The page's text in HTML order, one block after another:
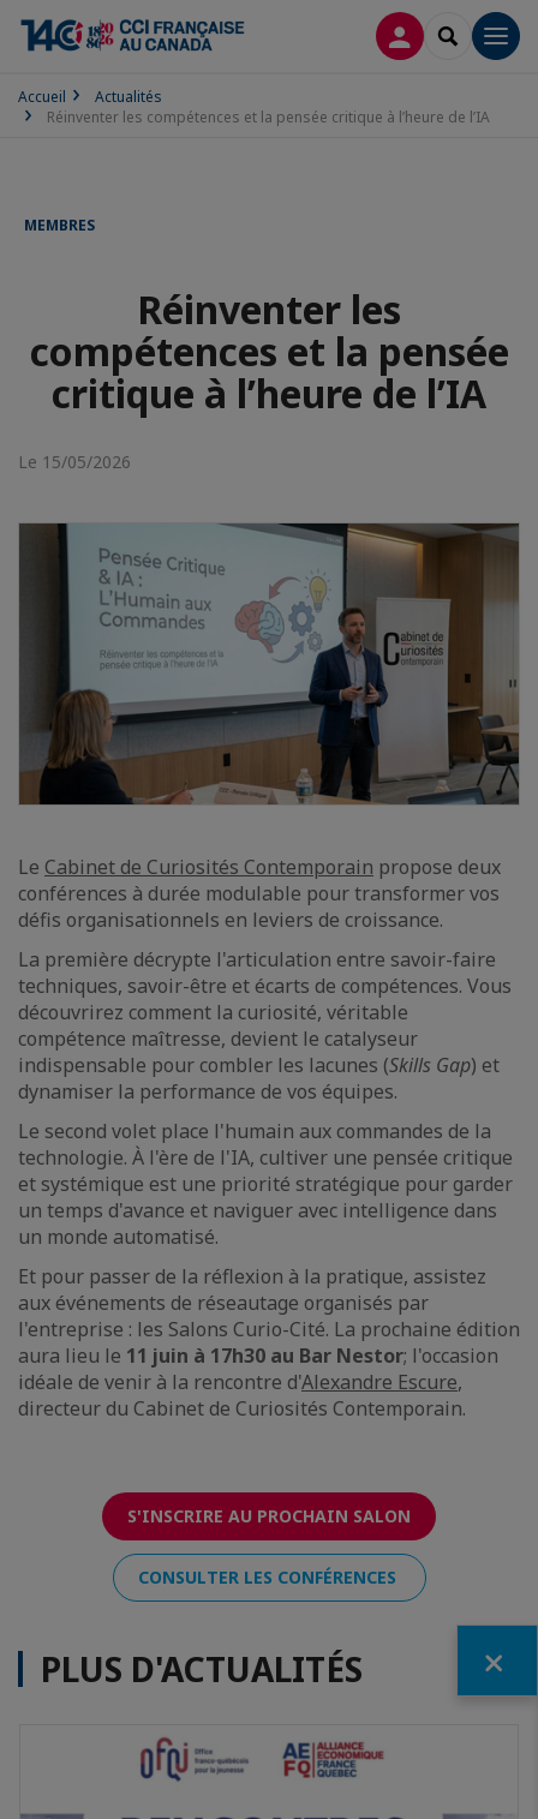
CONNEXION
Accueil
Actualités
Réinventer les compétences et la pensée critique à l’heure de l’IA
MEMBRES
Réinventer les
compétences et la pensée
critique à l’heure de l’IA
Le 15/05/2026
Le Cabinet de Curiosités Contemporain propose deux
conférences à durée modulable pour transformer vos
défis organisationnels en leviers de croissance.
La première décrypte l'articulation entre savoir-faire
techniques, savoir-être et écarts de compétences. Vous
découvrirez comment la curiosité, véritable
compétence maîtresse, devient le catalyseur
indispensable pour combler les lacunes (Skills Gap) et
dynamiser la performance de vos équipes.
Le second volet place l'humain aux commandes de la
technologie. À l'ère de l'IA, cultiver une pensée critique
et systémique est une priorité stratégique pour garder
un temps d'avance et naviguer avec intelligence dans
un monde automatisé.
Et pour passer de la réflexion à la pratique, assistez
aux événements de réseautage organisés par
l'entreprise : les Salons Curio-Cité. La prochaine édition
aura lieu le 11 juin à 17h30 au Bar Nestor; l'occasion
idéale de venir à la rencontre d'Alexandre Escure,
directeur du Cabinet de Curiosités Contemporain.
S'INSCRIRE AU PROCHAIN SALON
CONSULTER LES CONFÉRENCES
PLUS D'ACTUALITÉS